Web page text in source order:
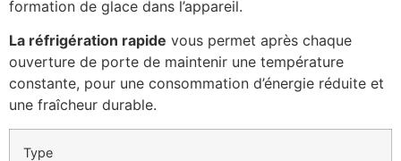
formation de glace dans l’appareil.
La réfrigération rapide vous permet après chaque
ouverture de porte de maintenir une température
constante, pour une consommation d’énergie réduite et
une fraîcheur durable.
Type